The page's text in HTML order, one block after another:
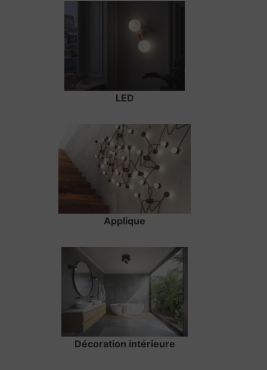
LED
Applique
Décoration intérieure